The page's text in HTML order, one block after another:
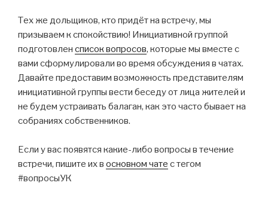
Тех же дольщиков, кто придёт на встречу, мы
призываем к спокойствию! Инициативной группой
подготовленсписок вопросов, которые мы вместе с
вами сформулировали во время обсуждения в чатах.
Давайте предоставим возможность представителям
инициативной группы вести беседу от лица жителей и
не будем устраивать балаган, как это часто бывает на
собраниях собственников.
Если у вас появятся какие-либо вопросы в течение
встречи, пишите их в основном чате с тегом
#вопросыУК